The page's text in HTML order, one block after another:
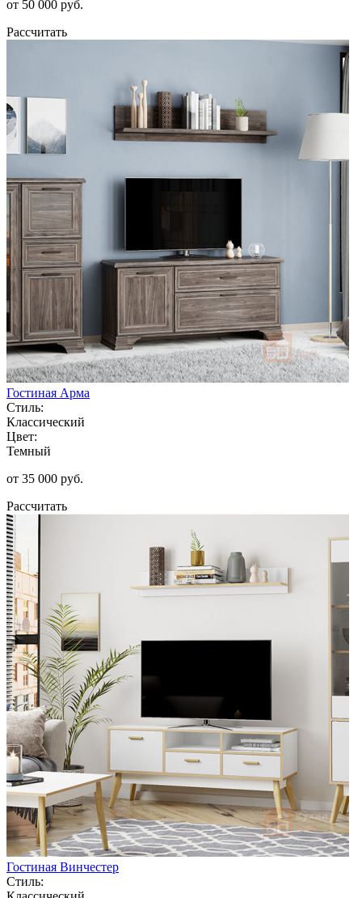
от 50 000 руб.
Рассчитать
Гостиная Арма
Стиль:
Классический
Цвет:
Темный
от 35 000 руб.
Рассчитать
Гостиная Винчестер
Стиль: